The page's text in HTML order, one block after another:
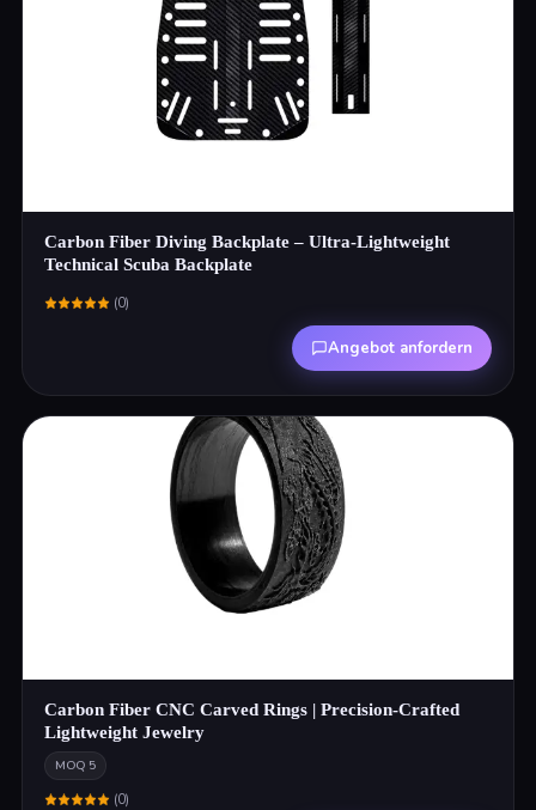
Carbon Fiber Diving Backplate – Ultra-Lightweight
Technical Scuba Backplate
(0)
Angebot anfordern
Carbon Fiber CNC Carved Rings | Precision-Crafted
Lightweight Jewelry
MOQ 5
(0)